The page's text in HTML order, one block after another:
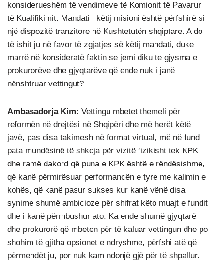
konsiderueshëm të vendimeve të Komionit të Pavarur
të Kualifikimit. Mandati i këtij misioni është përfshirë si
një dispozitë tranzitore në Kushtetutën shqiptare. A do
të ishit ju në favor të zgjatjes së këtij mandati, duke
marrë në konsideratë faktin se jemi diku te gjysma e
prokurorëve dhe gjyqtarëve që ende nuk i janë
nënshtruar vettingut?
Ambasadorja Kim: Vettingu mbetet themeli për
reformën në drejtësi në Shqipëri dhe më herët këtë
javë, pas disa takimesh në format virtual, më në fund
pata mundësinë të shkoja për vizitë fizikisht tek KPK
dhe ramë dakord që puna e KPK është e rëndësishme,
që kanë përmirësuar performancën e tyre me kalimin e
kohës, që kanë pasur sukses kur kanë vënë disa
synime shumë ambicioze për shifrat këto muajt e fundit
dhe i kanë përmbushur ato. Ka ende shumë gjyqtarë
dhe prokurorë që mbeten për të kaluar vettingun dhe po
shohim të gjitha opsionet e ndryshme, përfshi atë që
përmendët ju, por nuk kam ndonjë gjë për të shpallur.